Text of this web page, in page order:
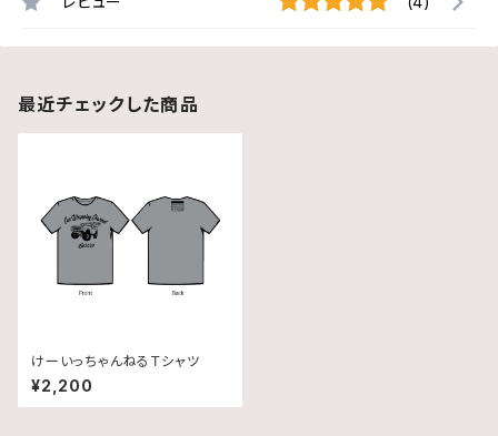
最近チェックした商品
けーいっちゃんねるＴシャツ
¥2,200